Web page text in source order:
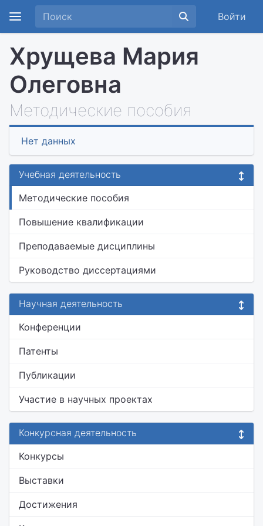
Войти
Хрущева Мария
Олеговна
Методические пособия
Нет данных
Учебная деятельность
Методические пособия
Повышение квалификации
Преподаваемые дисциплины
Руководство диссертациями
Научная деятельность
Конференции
Патенты
Публикации
Участие в научных проектах
Конкурсная деятельность
Конкурсы
Выставки
Достижения